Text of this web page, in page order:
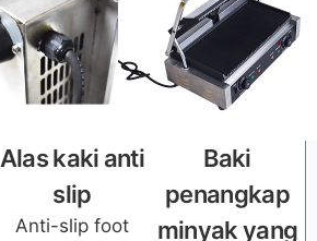
Alas kaki anti
slip
Anti-slip foot
Baki
penangkap
minyak yang